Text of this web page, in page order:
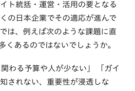
ト統括・運営・活用の要となる
の日本企業でその適応が進んで
は、例えば次のような課題に直
くあるのではないでしょうか。
わる予算や人が少ない」 「ガイ
されない、重要性が浸透しな